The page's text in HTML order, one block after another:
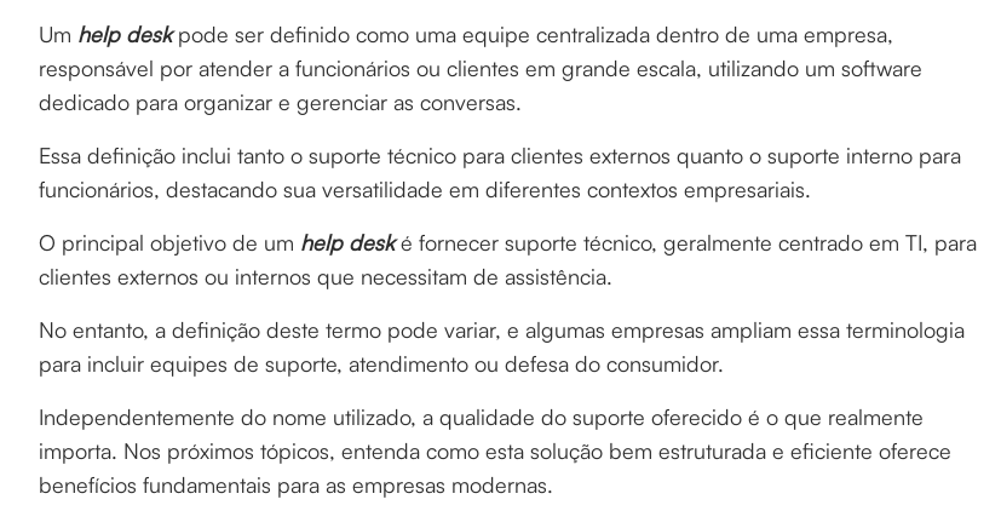
Um help deskpode ser definido como uma equipe centralizada dentro de uma empresa,
responsável por atender a funcionários ou clientes em grande escala, utilizando um software
dedicado para organizar e gerenciar as conversas.
Essa definição inclui tanto o suporte técnico para clientes externos quanto o suporte interno para
funcionários, destacando sua versatilidade em diferentes contextos empresariais.
O principal objetivo de um help deské fornecer suporte técnico, geralmente centrado em TI, para
clientes externos ou internos que necessitam de assistência.
No entanto, a definição deste termo pode variar, e algumas empresas ampliam essa terminologia
para incluir equipes de suporte, atendimento ou defesa do consumidor.
Independentemente do nome utilizado, a qualidade do suporte oferecido é o que realmente
importa. Nos próximos tópicos, entenda como esta solução bem estruturada e eficiente oferece
benefícios fundamentais para as empresas modernas.